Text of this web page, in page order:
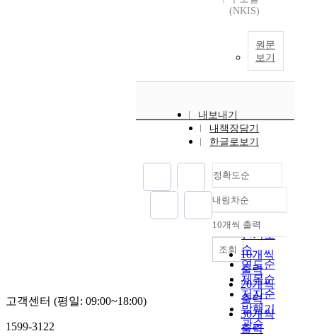
(NKIS)
원문
보기
내보내기
내책장담기
한글로보기
정확도순
정확도
순
인기도
순
연도순
제목순
저자순
발행기
관순
내림차순
내림차순
10개씩 출력
10개씩
출력
20개씩
출력
30개씩
출력
조회
고객센터 (평일: 09:00~18:00)
1599-3122